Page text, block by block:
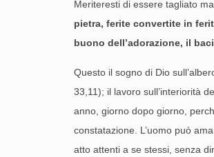
Meriteresti di essere tagliato
pietra, ferite convertite in
buono dell’adorazione, il
Questo il sogno di Dio
33,11); il lavoro sull’interiorità
anno, giorno dopo giorno,
constatazione. L’uomo può
atto attenti a se stessi, senza